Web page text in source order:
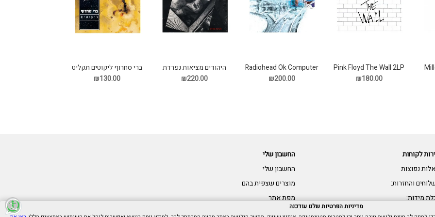
Pink Floyd The Wall 2LP
תקליט
₪180.00
Radiohead Ok Computer
3LP תקליט
₪200.00
היהודים מציאות נפרדת
תקליט
₪220.00
ברי סחרוף ליקוטים תקליט
₪130.00
לקוחות
נפוצות
והחזרות:
מידות:
החשבון שלי
החשבון שלי
מוצרים שצפית בהם
מפת אתר
מדיניות הפרטיות שלנו עודכנה